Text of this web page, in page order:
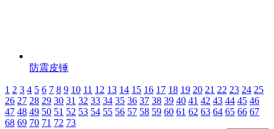
防震皮锤
1 2 3 4 5 6 7 8 9 10 11 12 13 14 15 16 17 18 19 20 21 22 23 24 25
26 27 28 29 30 31 32 33 34 35 36 37 38 39 40 41 42 43 44 45 46
47 48 49 50 51 52 53 54 55 56 57 58 59 60 61 62 63 64 65 66 67
68 69 70 71 72 73